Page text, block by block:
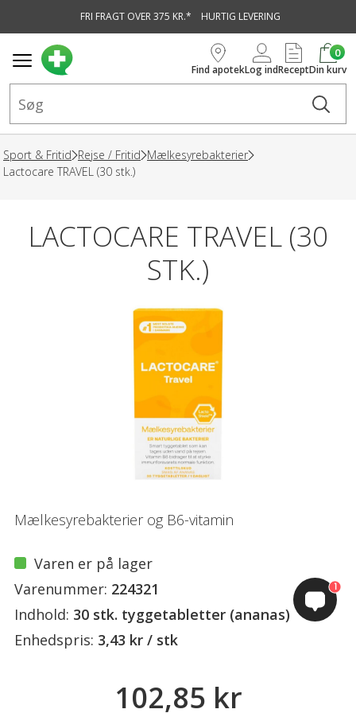
FRI FRAGT OVER 375 KR.* HURTIG LEVERING
Find apotekLog indRecept
0
Din kurv
Sport & Fritid Rejse / Fritid Mælkesyrebakterier
Lactocare TRAVEL (30 stk.)
LACTOCARE TRAVEL (30
STK.)
Mælkesyrebakterier og B6-vitamin
Varen er på lager
Varenummer: 224321
Indhold: 30 stk. tyggetabletter (ananas)
Enhedspris: 3,43 kr / stk
102,85 kr
1